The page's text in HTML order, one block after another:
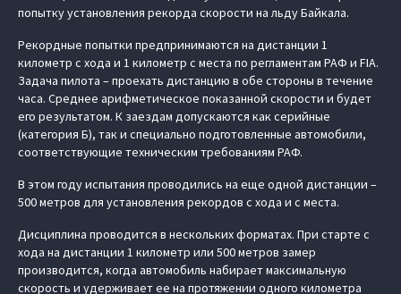
попытку установления рекорда скорости на льду Байкала.
Рекордные попытки предпринимаются на дистанции 1
километр с хода и 1 километр с места по регламентам РАФ и FIA.
Задача пилота – проехать дистанцию в обе стороны в течение
часа. Среднее арифметическое показанной скорости и будет
его результатом. К заездам допускаются как серийные
(категория Б), так и специально подготовленные автомобили,
соответствующие техническим требованиям РАФ.
В этом году испытания проводились на еще одной дистанции –
500 метров для установления рекордов с хода и с места.
Дисциплина проводится в нескольких форматах. При старте с
хода на дистанции 1 километр или 500 метров замер
производится, когда автомобиль набирает максимальную
скорость и удерживает ее на протяжении одного километра